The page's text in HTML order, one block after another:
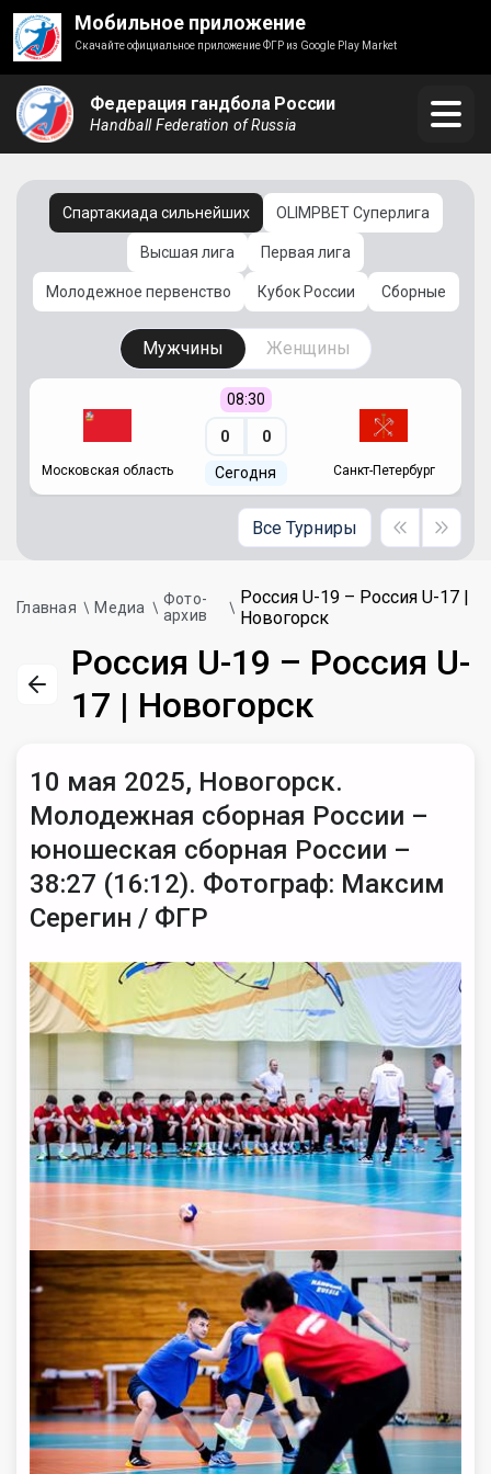
Мобильное приложение
Скачайте официальное приложение ФГР из Google Play Market
Федерация гандбола России
Handball Federation of Russia
Спартакиада сильнейших OLIMPBET Суперлига
Высшая лига Первая лига
Молодежное первенство Кубок России Сборные
Мужчины Женщины
Московская область
08:30
0 0
Сегодня Санкт-Петербург
Все Турниры
Главная Медиа
Фото-
архив
Россия U-19 – Россия U-17 |
Новогорск
Россия U-19 – Россия U-
17 | Новогорск
10 мая 2025, Новогорск.
Молодежная сборная России –
юношеская сборная России –
38:27 (16:12). Фотограф: Максим
Серегин / ФГР